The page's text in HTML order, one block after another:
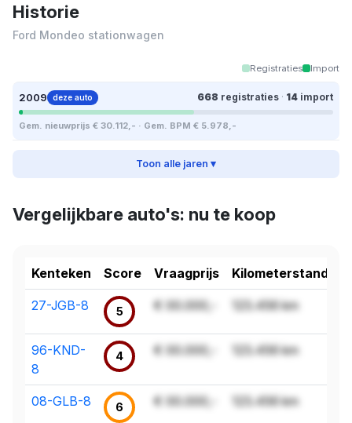
Historie
Ford Mondeo stationwagen
Registraties Import
2009 deze auto 668 registraties · 14 import
Gem. nieuwprijs € 30.112,- · Gem. BPM € 5.978,-
Toon alle jaren ▾
Vergelijkbare auto's: nu te koop
Kenteken Score Vraagprijs Kilometerstand
27-JGB-8 5 € 00.000,- 123.456 km
96-KND-
8
4 € 00.000,- 123.456 km
08-GLB-8 6 € 00.000,- 123.456 km